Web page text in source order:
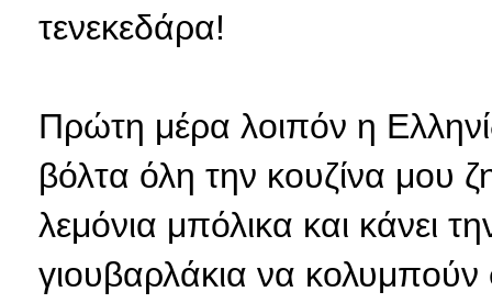
τενεκεδάρα!
Πρώτη μέρα λοιπόν η
βόλτα όλη την κουζίνα μου
λεμόνια μπόλικα και κάνει
γιουβαρλάκια να